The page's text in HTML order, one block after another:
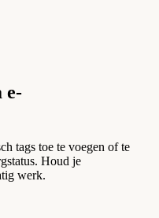
e-
tags toe te voegen of te
Houd je
werk.